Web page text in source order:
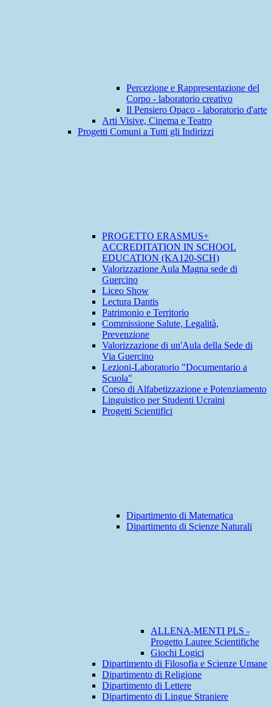
Percezione e Rappresentazione del
Corpo - laboratorio creativo
Il Pensiero Opaco - laboratorio d'arte
Arti Visive, Cinema e Teatro
Progetti Comuni a Tutti gli Indirizzi
PROGETTO ERASMUS+
ACCREDITATION IN SCHOOL
EDUCATION (KA120-SCH)
Valorizzazione Aula Magna sede di
Guercino
Liceo Show
Lectura Dantis
Patrimonio e Territorio
Commissione Salute, Legalità,
Prevenzione
Valorizzazione di un'Aula della Sede di
Via Guercino
Lezioni-Laboratorio "Documentario a
Scuola"
Corso di Alfabetizzazione e Potenziamento
Linguistico per Studenti Ucraini
Progetti Scientifici
Dipartimento di Matematica
Dipartimento di Scienze Naturali
ALLENA-MENTI PLS -
Progetto Lauree Scientifiche
Giochi Logici
Dipartimento di Filosofia e Scienze Umane
Dipartimento di Religione
Dipartimento di Lettere
Dipartimento di Lingue Straniere